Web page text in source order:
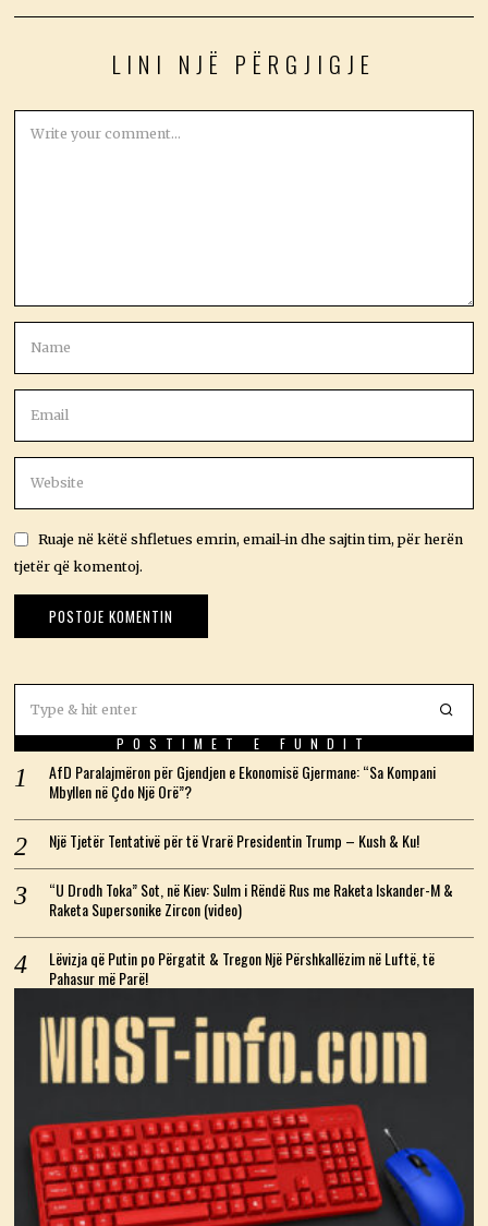
LINI NJË PËRGJIGJE
Ruaje në këtë shfletues emrin, email-in dhe sajtin tim, për herën
tjetër që komentoj.
POSTIMET E FUNDIT
AfD Paralajmëron për Gjendjen e Ekonomisë Gjermane: “Sa Kompani
Mbyllen në Çdo Një Orë”?
Një Tjetër Tentativë për të Vrarë Presidentin Trump – Kush & Ku!
“U Drodh Toka” Sot, në Kiev: Sulm i Rëndë Rus me Raketa Iskander-M &
Raketa Supersonike Zircon (video)
Lëvizja që Putin po Përgatit & Tregon Një Përshkallëzim në Luftë, të
Pahasur më Parë!